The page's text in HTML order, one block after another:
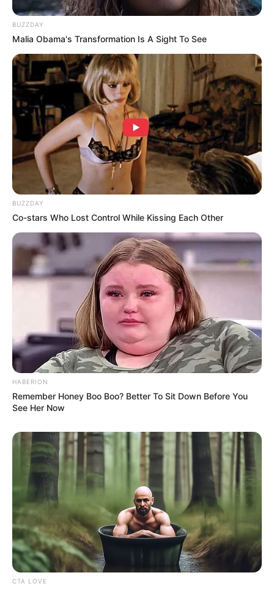
(foto: instagram/martinpraja)
3. Selain itu, ia juga mewarisi bakat ibunya yang
sama-sama jago menghidangkan makanan
BUZZDAY
Malia Obama's Transformation Is A Sight To See
BUZZDAY
Co-stars Who Lost Control While Kissing Each Other
HABERION
Remember Honey Boo Boo? Better To Sit Down Before You
See Her Now
CTA LOVE